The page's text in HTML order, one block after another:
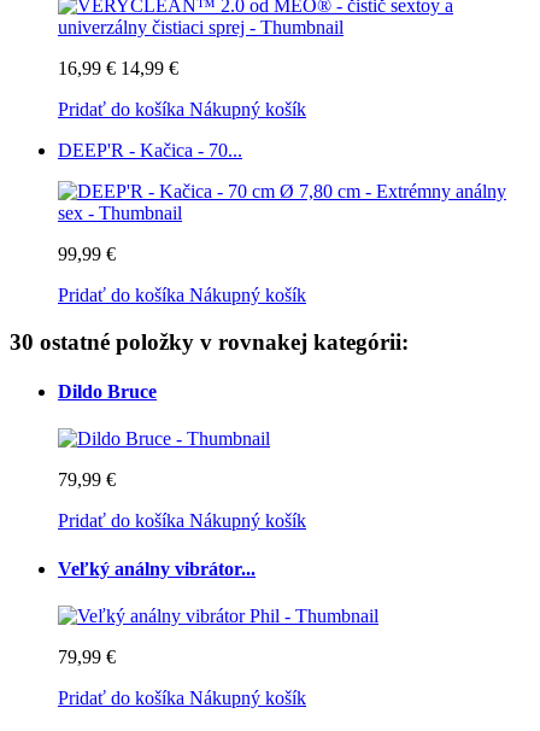
16,99 € 14,99 €
Pridať do košíka Nákupný košík
DEEP'R - Kačica - 70...
99,99 €
Pridať do košíka Nákupný košík
30 ostatné položky v rovnakej kategórii:
Dildo Bruce
79,99 €
Pridať do košíka Nákupný košík
Veľký análny vibrátor...
79,99 €
Pridať do košíka Nákupný košík